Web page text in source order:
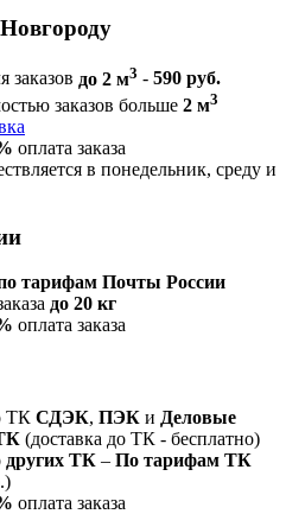
заказов до 2 м3 - 590 руб.
заказов больше 2 м3
оплата заказа
в понедельник, среду и
тарифам Почты России
до 20 кг
оплата заказа
ТК СДЭК, ПЭК и Деловые
(доставка до ТК - бесплатно)
других ТК – По тарифам ТК
оплата заказа